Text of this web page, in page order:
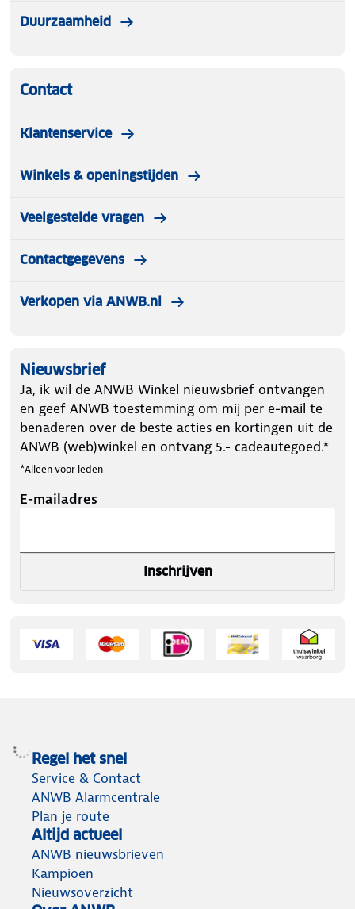
Duurzaamheid
Contact
Klantenservice
Winkels & openingstijden
Veelgestelde vragen
Contactgegevens
Verkopen via ANWB.nl
Nieuwsbrief
Ja, ik wil de ANWB Winkel nieuwsbrief ontvangen
en geef ANWB toestemming om mij per e-mail te
benaderen over de beste acties en kortingen uit de
ANWB (web)winkel en ontvang 5.- cadeautegoed.*
*Alleen voor leden
E-mailadres
Inschrijven
Regel het snel
Service & Contact
ANWB Alarmcentrale
Plan je route
Altijd actueel
ANWB nieuwsbrieven
Kampioen
Nieuwsoverzicht